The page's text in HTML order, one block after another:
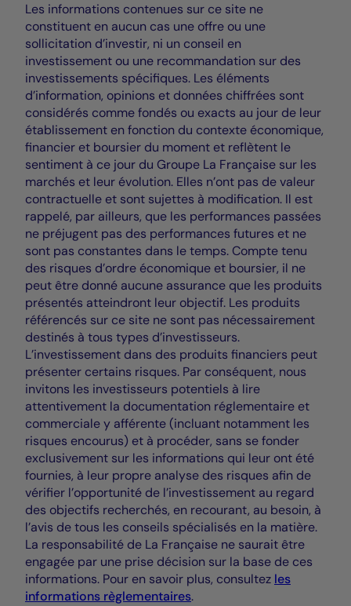
Les informations contenues sur ce site ne
constituent en aucun cas une offre ou une
sollicitation d’investir, ni un conseil en
investissement ou une recommandation sur des
investissements spécifiques. Les éléments
d’information, opinions et données chiffrées sont
considérés comme fondés ou exacts au jour de leur
établissement en fonction du contexte économique,
financier et boursier du moment et reflètent le
sentiment à ce jour du Groupe La Française sur les
marchés et leur évolution. Elles n’ont pas de valeur
contractuelle et sont sujettes à modification. Il est
rappelé, par ailleurs, que les performances passées
ne préjugent pas des performances futures et ne
sont pas constantes dans le temps. Compte tenu
des risques d’ordre économique et boursier, il ne
peut être donné aucune assurance que les produits
présentés atteindront leur objectif. Les produits
référencés sur ce site ne sont pas nécessairement
destinés à tous types d’investisseurs.
L’investissement dans des produits financiers peut
présenter certains risques. Par conséquent, nous
invitons les investisseurs potentiels à lire
attentivement la documentation réglementaire et
commerciale y afférente (incluant notamment les
risques encourus) et à procéder, sans se fonder
exclusivement sur les informations qui leur ont été
fournies, à leur propre analyse des risques afin de
vérifier l’opportunité de l’investissement au regard
des objectifs recherchés, en recourant, au besoin, à
l’avis de tous les conseils spécialisés en la matière.
La responsabilité de La Française ne saurait être
engagée par une prise décision sur la base de ces
informations. Pour en savoir plus, consultez les
informations règlementaires.